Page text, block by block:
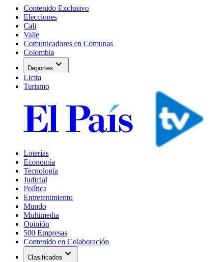
Contenido Exclusivo
Elecciones
Cali
Valle
Comunicadores en Comunas
Colombia
Deportes expand_more
Licita
Turismo
Loterías
Economía
Tecnología
Judicial
Política
Entretenimiento
Mundo
Multimedia
Opinión
500 Empresas
Contenido en Colaboración
Clasificados expand_more